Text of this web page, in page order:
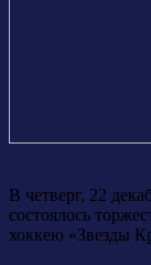
В четверг, 22
состоялось
хоккею «Звезды